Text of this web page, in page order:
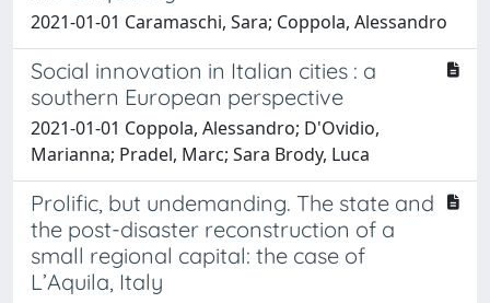
2021-01-01 Caramaschi, Sara; Coppola, Alessandro
Social innovation in Italian cities : a
southern European perspective
2021-01-01 Coppola, Alessandro; D'Ovidio,
Marianna; Pradel, Marc; Sara Brody, Luca
Prolific, but undemanding. The state and
the post-disaster reconstruction of a
small regional capital: the case of
L’Aquila, Italy